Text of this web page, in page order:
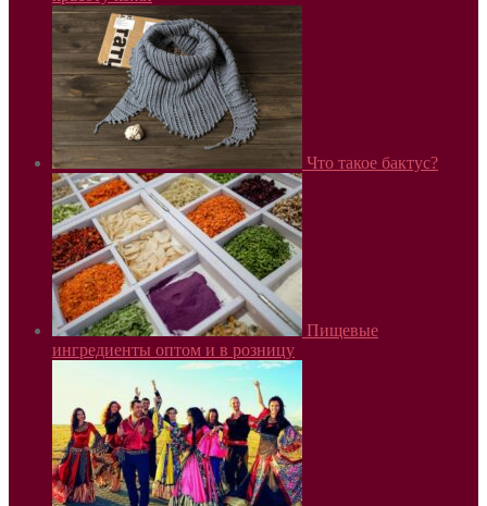
Что такое бактус?
Пищевые
ингредиенты оптом и в розницу